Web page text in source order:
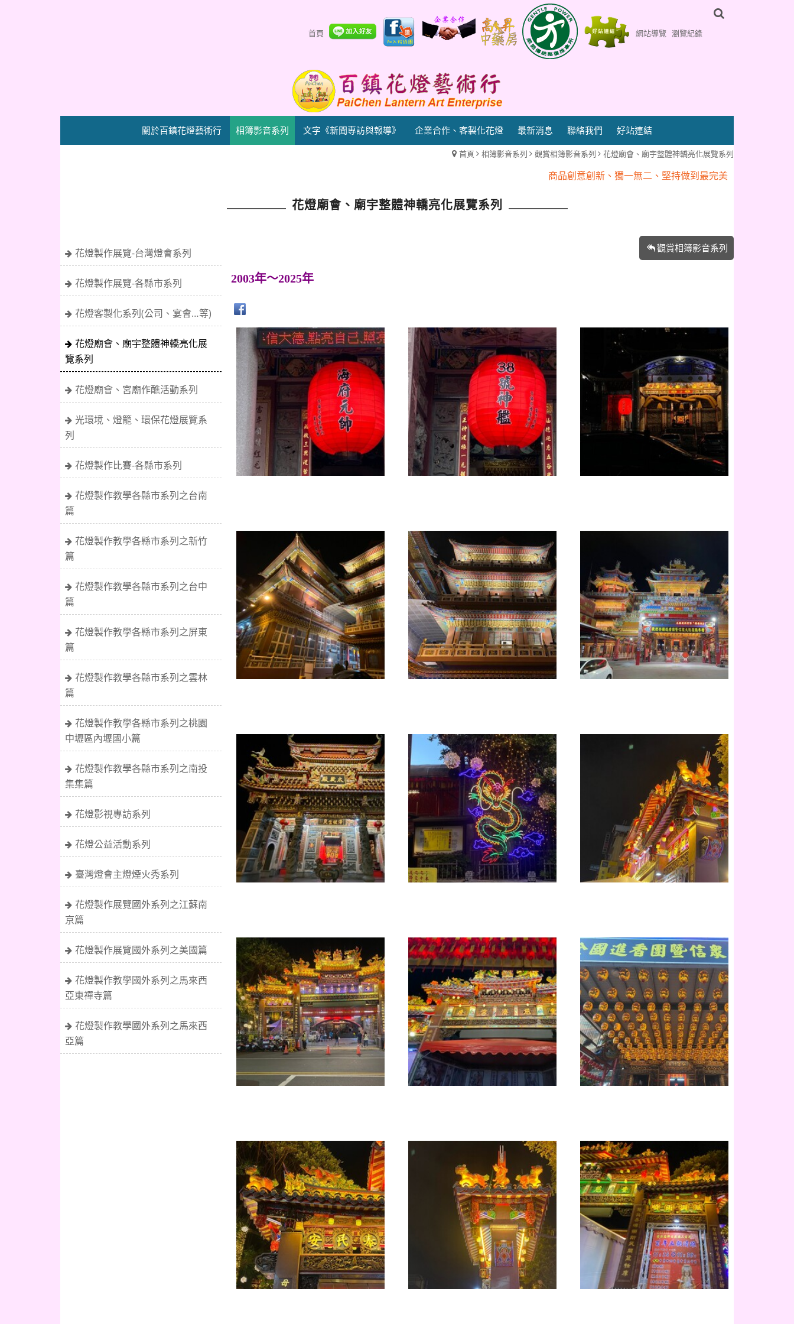
首頁 網站導覽 瀏覽紀錄
關於百鎮花燈藝術行 相簿影音系列 文字《新聞專訪與報導》 企業合作、客製化花燈 最新消息 聯絡我們 好站連結
首頁 相簿影音系列 觀賞相簿影音系列 花燈廟會、廟宇整體神轎亮化展覽系列
『百鎮花燈藝術行』專業為您客製化
商品創意創新、獨一無二、堅持做到最完美
商品創意創新、獨一無二、堅持做到最完美
花燈廟會、廟宇整體神轎亮化展覽系列
花燈製作展覽-台灣燈會系列
花燈製作展覽-各縣市系列
花燈客製化系列(公司、宴會…等)
花燈廟會、廟宇整體神轎亮化展
覽系列
花燈廟會、宮廟作醮活動系列
光環境、燈籠、環保花燈展覽系
列
花燈製作比賽-各縣市系列
花燈製作教學各縣市系列之台南
篇
花燈製作教學各縣市系列之新竹
篇
花燈製作教學各縣市系列之台中
篇
花燈製作教學各縣市系列之屏東
篇
花燈製作教學各縣市系列之雲林
篇
花燈製作教學各縣市系列之桃園
中壢區內壢國小篇
花燈製作教學各縣市系列之南投
集集篇
花燈影視專訪系列
花燈公益活動系列
臺灣燈會主燈煙火秀系列
花燈製作展覽國外系列之江蘇南
京篇
花燈製作展覽國外系列之美國篇
花燈製作教學國外系列之馬來西
亞東禪寺篇
花燈製作教學國外系列之馬來西
亞篇
觀賞相簿影音系列
2003年～2025年